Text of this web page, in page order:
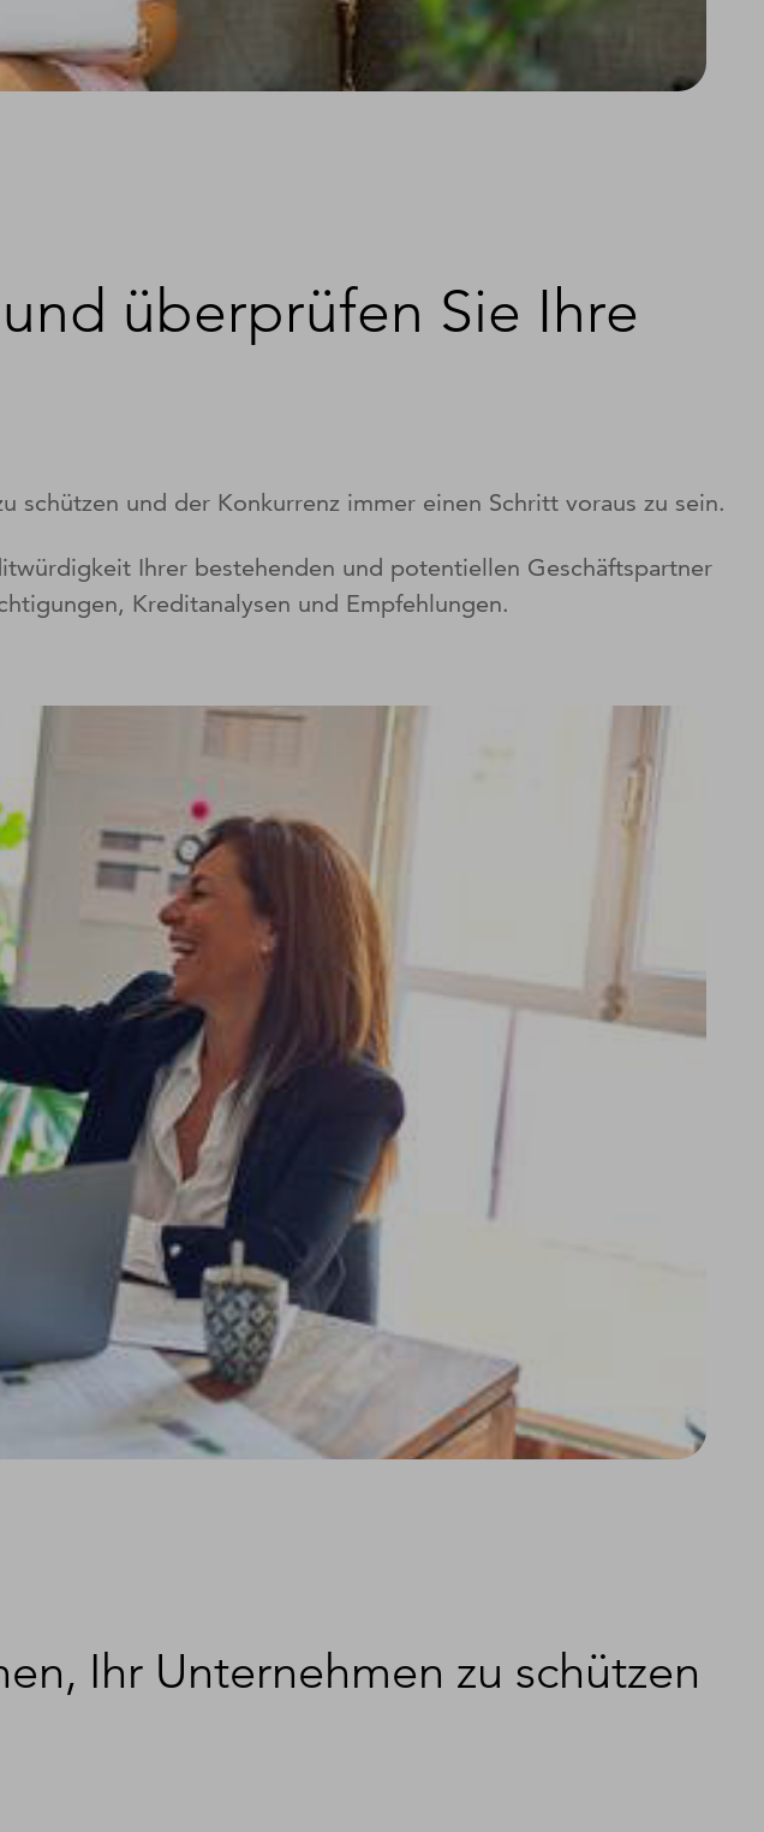
überprüfen Sie Ihre
und der Konkurrenz immer einen Schritt voraus zu sein.
Ihrer bestehenden und potentiellen Geschäftspartner
Kreditanalysen und Empfehlungen.
Ihr Unternehmen zu schützen